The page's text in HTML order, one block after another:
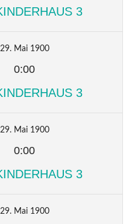
3
29. Mai 1900
0:00
3
29. Mai 1900
0:00
3
29. Mai 1900